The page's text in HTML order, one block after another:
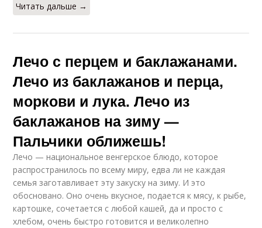
Читать дальше →
Лечо с перцем и баклажанами.
Лечо из баклажанов и перца,
моркови и лука. Лечо из
баклажанов на зиму —
Пальчики оближешь!
Лечо — национальное венгерское блюдо, которое
распространилось по всему миру, едва ли не каждая
семья заготавливает эту закуску на зиму. И это
обосновано. Оно очень вкусное, подается к мясу, к рыбе,
картошке, сочетается с любой кашей, да и просто с
хлебом, очень быстро готовится и великолепно